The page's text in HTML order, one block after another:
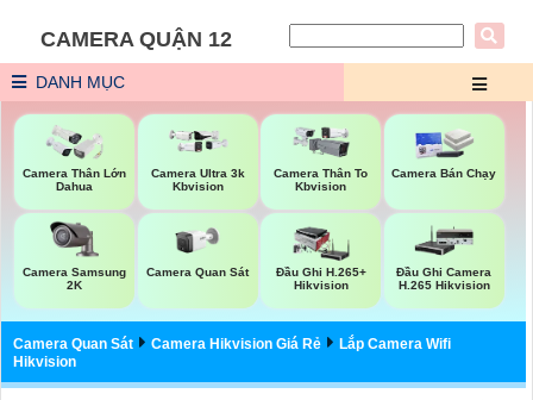
CAMERA QUẬN 12
DANH MỤC
Camera Thân Lớn
Dahua
Camera Ultra 3k
Kbvision
Camera Thân To
Kbvision
Camera Bán Chạy
Camera Samsung
2K
Camera Quan Sát
Đầu Ghi H.265+
Hikvision
Đầu Ghi Camera
H.265 Hikvision
Camera Quan Sát Camera Hikvision Giá Rẻ
Lắp Camera Wifi
Hikvision